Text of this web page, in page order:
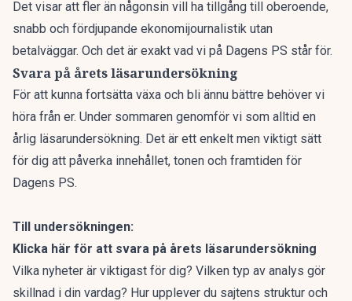
Det visar att fler än någonsin vill ha tillgång till oberoende,
snabb och fördjupande ekonomijournalistik utan
betalväggar. Och det är exakt vad vi på Dagens PS står för.
Svara på årets läsarundersökning
För att kunna fortsätta växa och bli ännu bättre behöver vi
höra från er. Under sommaren genomför vi som alltid en
årlig läsarundersökning. Det är ett enkelt men viktigt sätt
för dig att påverka innehållet, tonen och framtiden för
Dagens PS.
Till undersökningen:
Klicka här för att svara på årets läsarundersökning
Vilka nyheter är viktigast för dig? Vilken typ av analys gör
skillnad i din vardag? Hur upplever du sajtens struktur och